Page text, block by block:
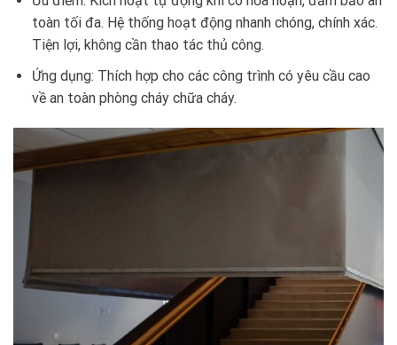
toàn tối đa. Hệ thống hoạt động nhanh chóng, chính xác.
Tiện lợi, không cần thao tác thủ công.
Ứng dụng: Thích hợp cho các công trình có yêu cầu cao
về an toàn phòng cháy chữa cháy.